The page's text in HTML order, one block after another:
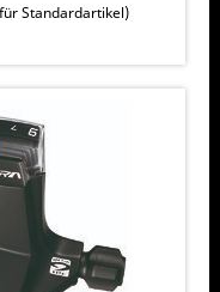
Standardartikel)